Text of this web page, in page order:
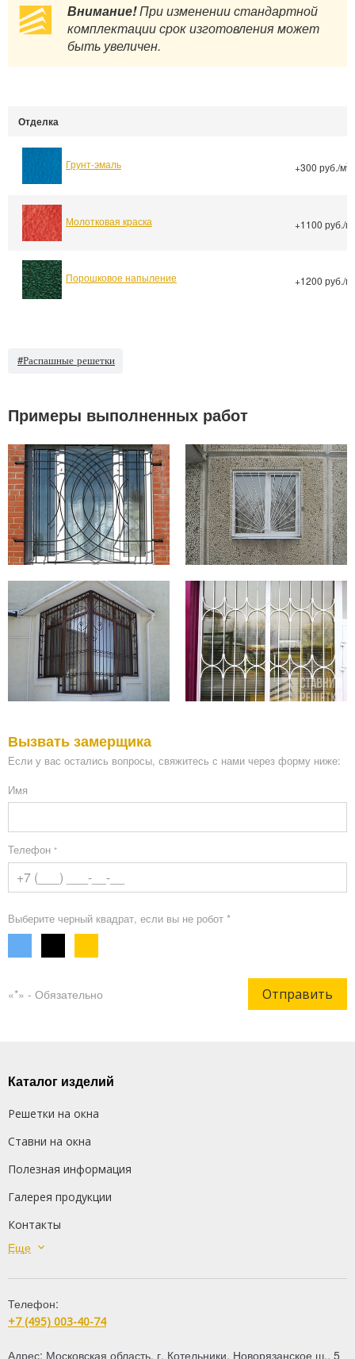
Вызвать замерщика
Если у вас остались вопросы, свяжитесь с нами через форму ниже:
Имя
Телефон *
Выберите черный квадрат, если вы не робот *
«*» - Обязательно Отправить
Внимание!При изменении стандартной
комплектации срок изготовления может
быть увеличен.
Отделка
Грунт-эмаль +300 руб./м2
Молотковая краска +1100 руб./м
Порошковое напыление +1200 руб./м
#Распашные решетки
Примеры выполненных работ
Каталог изделий
Решетки на окна
Ставни на окна
Полезная информация
Галерея продукции
Контакты
Сварные решетки
Кованые решетки
Распашные решетки
Еще
Телефон:
+7 (495) 003-40-74
Адрес: Московская область, г. Котельники, Новорязанское ш., 5